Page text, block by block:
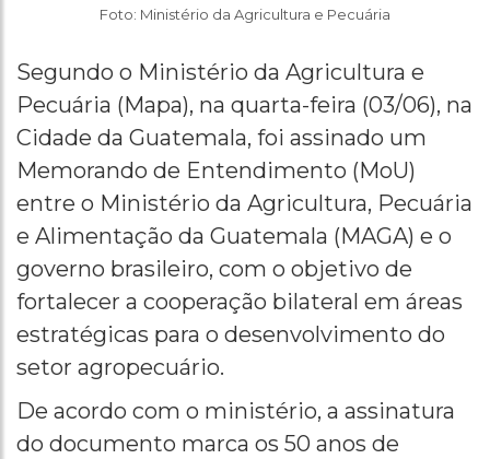
Foto: Ministério da Agricultura e Pecuária
Segundo o Ministério da Agricultura e
Pecuária (Mapa), na quarta-feira (03/06), na
Cidade da Guatemala, foi assinado um
Memorando de Entendimento (MoU)
entre o Ministério da Agricultura, Pecuária
e Alimentação da Guatemala (MAGA) e o
governo brasileiro, com o objetivo de
fortalecer a cooperação bilateral em áreas
estratégicas para o desenvolvimento do
setor agropecuário.
De acordo com o ministério, a assinatura
do documento marca os 50 anos de